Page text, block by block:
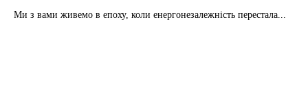
Ми з вами живемо в епоху, коли енергонезалежність перестала...